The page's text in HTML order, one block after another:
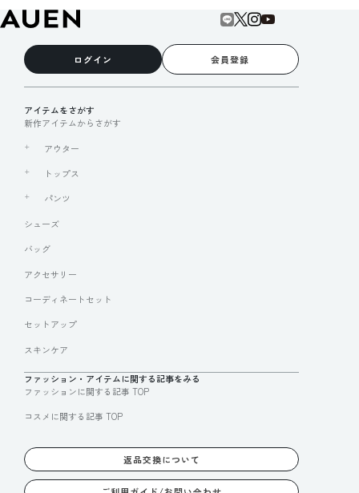
ログイン 会員登録
アイテムをさがす
新作アイテムからさがす
アウター
トップス
パンツ
シューズ
バッグ
アクセサリー
コーディネートセット
セットアップ
スキンケア
ファッション・アイテムに関する記事をみる
ファッションに関する記事 TOP
コスメに関する記事 TOP
返品交換について